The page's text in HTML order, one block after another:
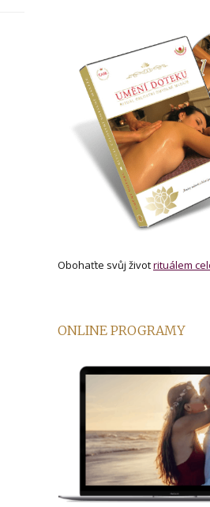
Obohaťte svůj životrituálem
ONLINE PROGRAMY